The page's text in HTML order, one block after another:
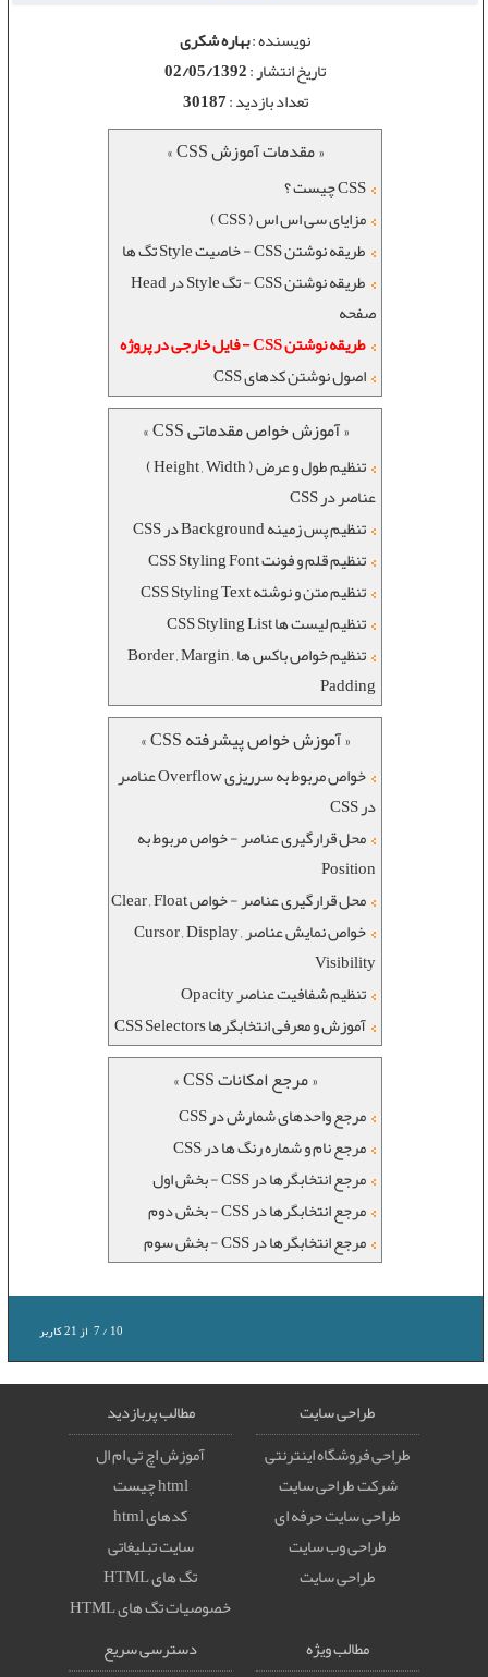
نویسنده :بهاره شکری
تاریخ انتشار :02/05/1392
تعداد بازدید :30187
« مقدمات آموزش CSS »
CSS چیست ؟
مزایای سی اس اس ( CSS )
طریقه نوشتن CSS - خاصیت Style تگ ها
طریقه نوشتن CSS - تگ Style در Head
صفحه
طریقه نوشتن CSS - فایل خارجی در پروژه
اصول نوشتن کدهای CSS
« آموزش خواص مقدماتی CSS »
تنظیم طول و عرض ( Height , Width )
عناصر در CSS
تنظیم پس زمینه Background در CSS
تنظیم قلم و فونت CSS Styling Font
تنظیم متن و نوشته CSS Styling Text
تنظیم لیست ها CSS Styling List
تنظیم خواص باکس ها Border , Margin ,
Padding
« آموزش خواص پیشرفته CSS »
خواص مربوط به سرریزی Overflow عناصر
در CSS
محل قرارگیری عناصر - خواص مربوط به
Position
محل قرارگیری عناصر - خواص Clear , Float
خواص نمایش عناصر Cursor , Display ,
Visibility
تنظیم شفافیت عناصر Opacity
آموزش و معرفی انتخابگرها CSS Selectors
« مرجع امکانات CSS »
مرجع واحدهای شمارش در CSS
مرجع نام و شماره رنگ ها در CSS
مرجع انتخابگرها در CSS - بخش اول
مرجع انتخابگرها در CSS - بخش دوم
مرجع انتخابگرها در CSS - بخش سوم
7/10 از21کاربر
طراحی سایت
طراحی فروشگاه اینترنتی
شرکت طراحی سایت
طراحی سایت حرفه ای
طراحی وب سایت
طراحی سایت
مطالب پربازدید
آموزش اچ تی ام ال
html چیست
کدهای html
سایت تبلیغاتی
تگ های HTML
خصوصيات تگ های HTML
مطالب ویژه
دسترسی سریع